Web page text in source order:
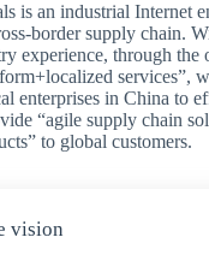
is an industrial Internet
border supply chain.
experience, through the
services”,
enterprises in China to
“agile supply chain
to global customers.
vision